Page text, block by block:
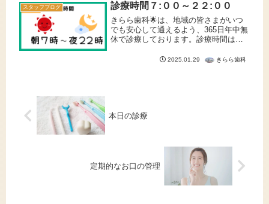
スタッフブログ 診療時間７:００～２２:００
きらら歯科🌟は、地域の皆さまがいつ
でも安心して通えるよう、365日年中無
休で診療しております。診療時間は早
け前やお仕事帰りなど、患者様のご都
2025.01.29 きらら歯科
本日の診療
定期的なお口の管理